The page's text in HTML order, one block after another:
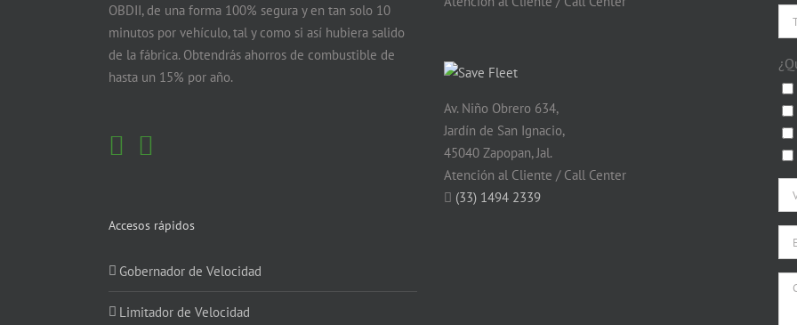
OBDII, de una forma 100% segura y en tan solo 10
minutos por vehículo, tal y como si así hubiera salido
de la fábrica. Obtendrás ahorros de combustible de
hasta un 15% por año.
Accesos rápidos
Gobernador de Velocidad
Limitador de Velocidad
Av. Niño Obrero 634,
Jardín de San Ignacio,
45040 Zapopan, Jal.
Atención al Cliente / Call Center
(33) 1494 2339